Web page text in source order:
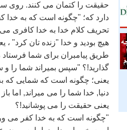
حقيقت را کتمان می کنند. روی
دارد که؛ ‌"چگونه است که به خدا
تحريف کلام خدا به خدا کافری
هيچ بوديد و خدا ‌"زنده تان کرد‌"
طريق پيامبران برای شما
گذاريد!؟ ‌"سپس بميراند شما را
يعنی؛ چگونه است که شمايی که
دنيا, خدا شما را می ميراند, اما
يعنی حقيقت را می پوشانيد!؟
"چگونه است که به خدا کفر می